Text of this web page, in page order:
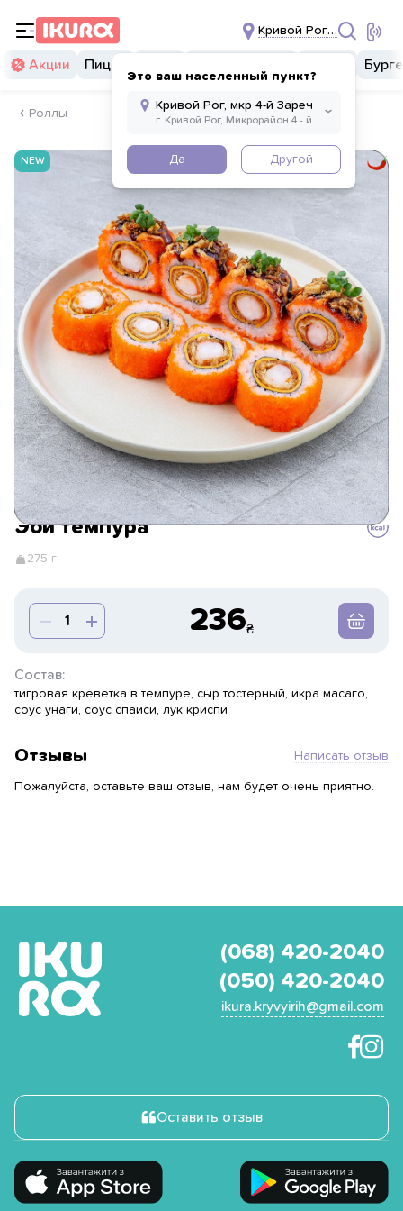
Кривой Рог, мкр 4-й
Это ваш населенный пункт?
Да Другой
Акции Пицца
Роллы
NEW
Эби темпура
275 г
236
Состав:
тигровая креветка в темпуре, сыр тостерный, икра масаго,
соус унаги, соус спайси, лук криспи
Отзывы Написать отзыв
Пожалуйста, оставьте ваш отзыв, нам будет очень приятно.
(068) 420-2040
(050) 420-2040
ikura.kryvyirih@gmail.com
Оставить отзыв